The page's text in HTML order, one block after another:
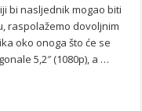
bi nasljednik mogao biti
raspolažemo dovoljnim
oko onoga što će se
5,2″ (1080p), a …